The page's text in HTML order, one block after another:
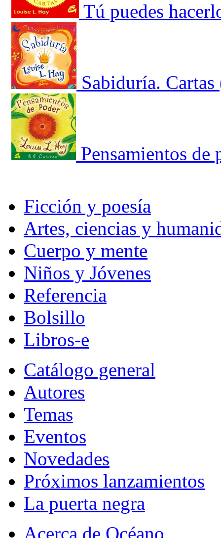
Tú puedes
Sabiduría.
Pensamientos de
Ficción y poesía
Artes, ciencias y
Cuerpo y mente
Niños y Jóvenes
Referencia
Bolsillo
Libros-e
Catálogo general
Autores
Temas
Eventos
Novedades
Próximos lanzamientos
La puerta negra
Acerca de Océano